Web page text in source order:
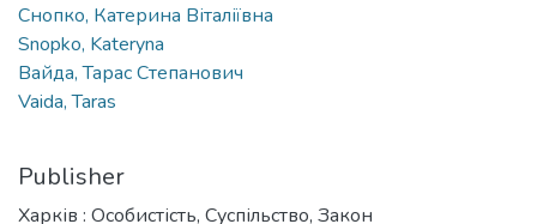
Снопко, Катерина Віталіївна
Snopko, Kateryna
Вайда, Тарас Степанович
Vaida, Taras
Publisher
Харків : Особистість, Суспільство, Закон